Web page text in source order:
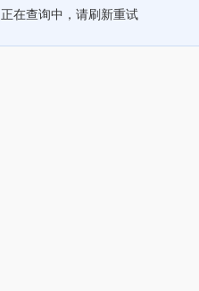
正在查询中，请刷新重试